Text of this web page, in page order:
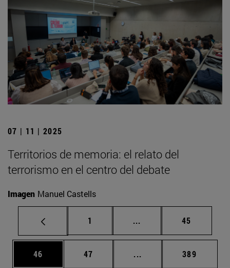
07 | 11 | 2025
Territorios de memoria: el relato del
terrorismo en el centro del debate
Imagen Manuel Castells
Página
1 ... Páginas intermedias
Página
45
Página
46 Página
47 ... Páginas intermedias
Página
389